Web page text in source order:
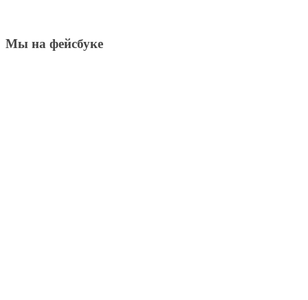
Мы на фейсбуке